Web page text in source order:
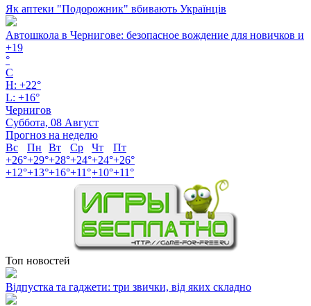
Як аптеки "Подорожник" вбивають Українців
Автошкола в Чернигове: безопасное вождение для новичков и
+19
°
C
H: +22°
L: +16°
Чернигов
Суббота, 08 Август
Прогноз на неделю
Вс
Пн Вт Ср Чт
Пт
+26°+29°+28°+24°+24°+26°
+12°+13°+16°+11°+10°+11°
Топ новостей
Відпустка та гаджети: три звички, від яких складно